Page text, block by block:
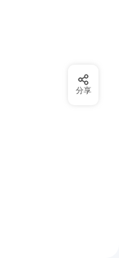
分享